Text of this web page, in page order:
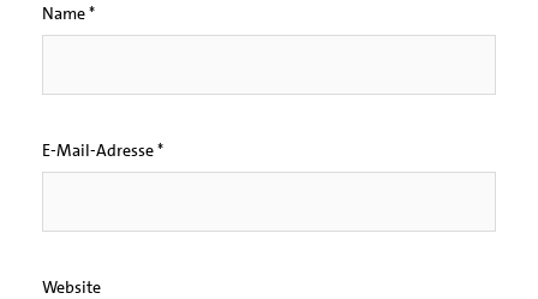
Name*
E-Mail-Adresse*
Website